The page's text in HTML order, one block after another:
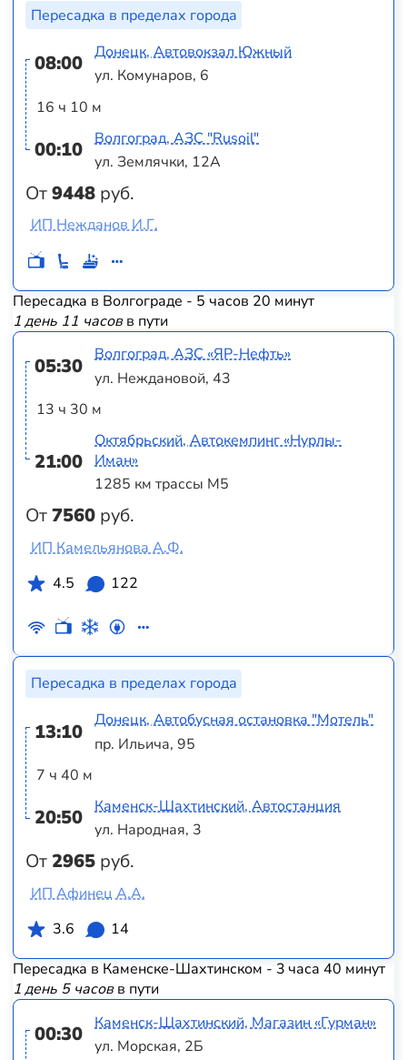
Пересадка в пределах города
08:00
16 ч 10 м
00:10
От9448 руб.
Донецк, Автовокзал Южный
ул. Комунаров, 6
Волгоград, АЗС "Rusoil"
ул. Землячки, 12А
ИП Нежданов И.Г.
Пересадка в Волгограде - 5 часов 20 минут
1 день 11 часовв пути
05:30
13 ч 30 м
21:00
От7560 руб.
Волгоград, АЗС «ЯР-Нефть»
ул. Неждановой, 43
Октябрьский, Автокемпинг «Нурлы-
Иман»
1285 км трассы М5
ИП Камельянова А.Ф.
4.5
122
Пересадка в пределах города
13:10
7 ч 40 м
20:50
От2965 руб.
Донецк, Автобусная остановка "Мотель"
пр. Ильича, 95
Каменск-Шахтинский, Автостанция
ул. Народная, 3
ИП Афинец А.А.
3.6
14
Пересадка в Каменске-Шахтинском - 3 часа 40 минут
1 день 5 часовв пути
00:30
Каменск-Шахтинский, Магазин «Гурман»
ул. Морская, 2Б